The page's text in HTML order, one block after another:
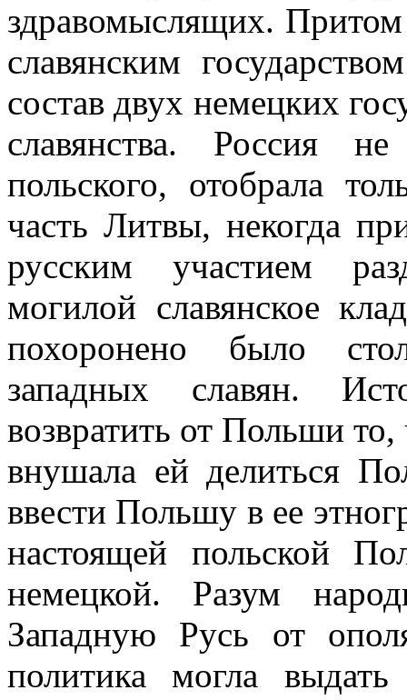
здравомыслящих.
славянским
состав двух немецких
славянства. Россия
польского, отобрала
часть Литвы, некогда
русским участием
могилой славянское
похоронено было
западных славян.
возвратить от Польши
внушала ей делиться
ввести Польшу в ее
настоящей польской
немецкой. Разум
Западную Русь от
политика могла